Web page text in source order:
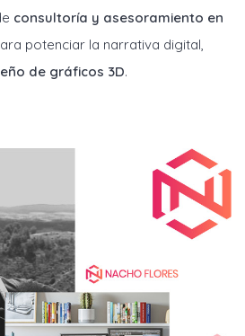
consultoría y asesoramiento en
potenciar la narrativa digital,
de gráficos 3D.